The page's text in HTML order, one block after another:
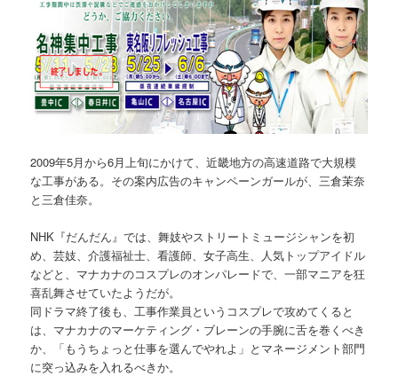
2009年5月から6月上旬にかけて、近畿地方の高速道路で大規模
な工事がある。その案内広告のキャンペーンガールが、三倉茉奈
と三倉佳奈。
NHK『だんだん』では、舞妓やストリートミュージシャンを初
め、芸妓、介護福祉士、看護師、女子高生、人気トップアイドル
などと、マナカナのコスプレのオンパレードで、一部マニアを狂
喜乱舞させていたようだが。
同ドラマ終了後も、工事作業員というコスプレで攻めてくると
は、マナカナのマーケティング・ブレーンの手腕に舌を巻くべき
か、「もうちょっと仕事を選んでやれよ」とマネージメント部門
に突っ込みを入れるべきか。